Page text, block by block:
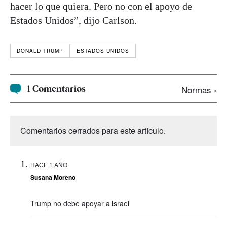
hacer lo que quiera. Pero no con el apoyo de
Estados Unidos”, dijo Carlson.
DONALD TRUMP ESTADOS UNIDOS
1 Comentarios Normas ›
Comentarios cerrados para este artículo.
HACE 1 AÑO
Susana Moreno
Trump no debe apoyar a israel